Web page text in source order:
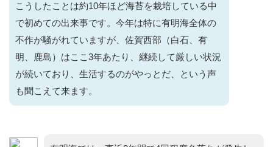
こうしたことは約10年ほど海苔を栽培している中
で初めての出来事です。今年は特に有明海全体の
不作が騒がれていますが、佐賀西部（白石、有
明、鹿島）はここ3年あたり、継続して厳しい状況
が続いており、生活するのがやっとだ、という声
も聞こえて来ます。